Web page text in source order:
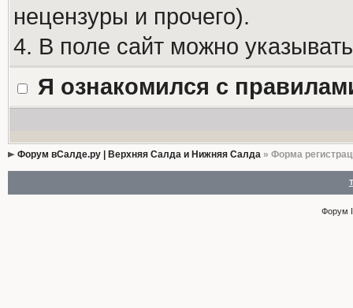
нецензуры и прочего).
4. В поле сайт можно
Я ознакомился с
Форум вСалде.ру | Верхняя Салда и Нижняя Салда» Форма
Форум